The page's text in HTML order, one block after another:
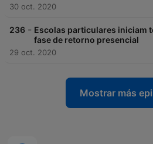
30 oct. 2020
236 - Escolas particulares iniciam
fase de retorno presencial
29 oct. 2020
Mostrar más